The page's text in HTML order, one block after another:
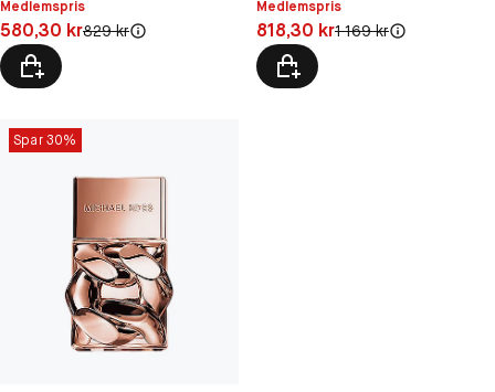
Medlemspris
Pris: 580,30 kr
580,30 krOriginal pris:
829 kr
Medlemspris
Pris: 818,30 kr
818,30 krOriginal pris:
1 169 kr
Spar 30%